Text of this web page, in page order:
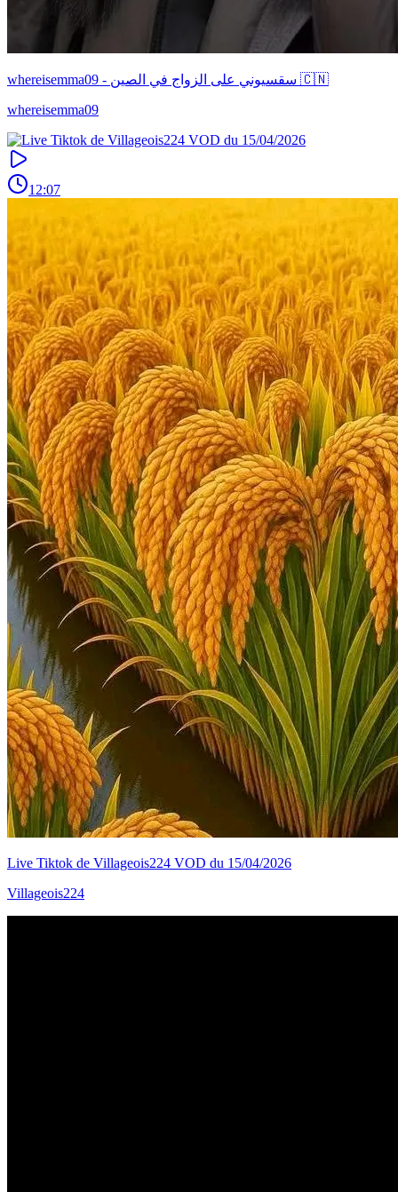
whereisemma09 - سقسيوني على الزواج في الصين 🇨🇳
whereisemma09
12:07
Live Tiktok de Villageois224 VOD du 15/04/2026
Villageois224